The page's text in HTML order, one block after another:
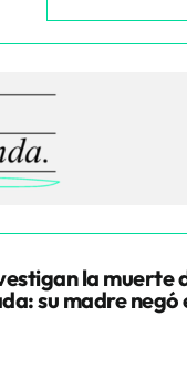
la muerte
su madre negó